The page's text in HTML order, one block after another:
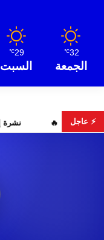
32
℃
الجمعة
29
℃
السبت
⚡ عاجل
البحث عن هويات الضحايا